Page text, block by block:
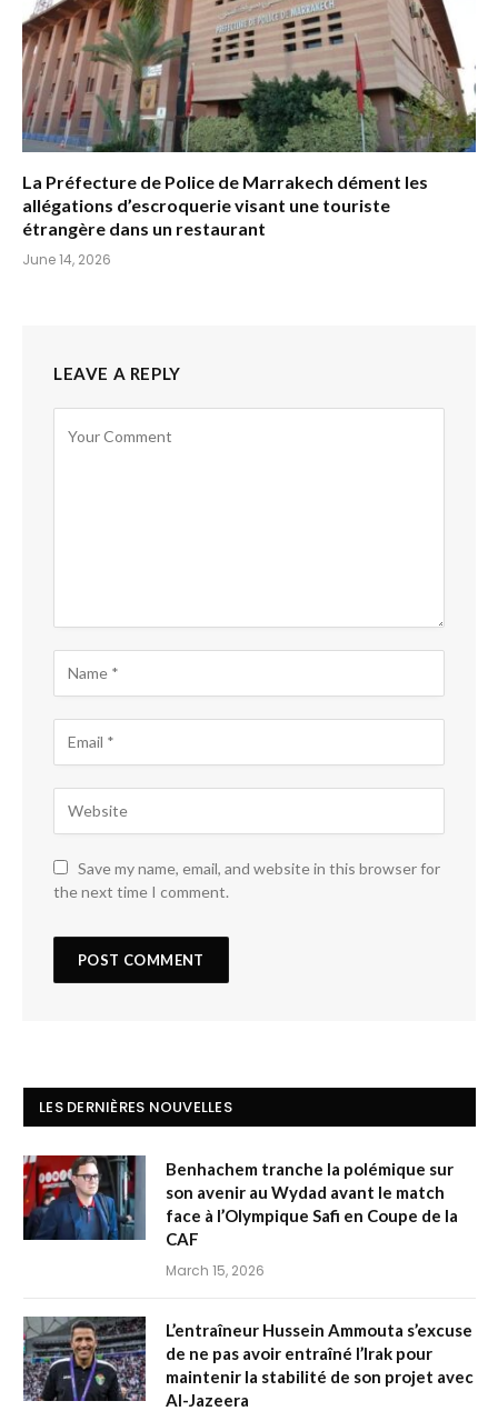
La Préfecture de Police de Marrakech dément les
allégations d’escroquerie visant une touriste
étrangère dans un restaurant
June 14, 2026
LEAVE A REPLY
Save my name, email, and website in this browser for
the next time I comment.
LES DERNIÈRES NOUVELLES
Benhachem tranche la polémique sur
son avenir au Wydad avant le match
face à l’Olympique Safi en Coupe de la
CAF
March 15, 2026
L’entraîneur Hussein Ammouta s’excuse
de ne pas avoir entraîné l’Irak pour
maintenir la stabilité de son projet avec
Al-Jazeera